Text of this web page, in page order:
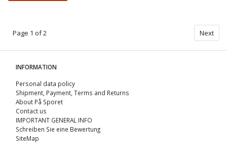
Page 1 of 2 Next
INFORMATION
Personal data policy
Shipment, Payment, Terms and Returns
About På Sporet
Contact us
IMPORTANT GENERAL INFO
Schreiben Sie eine Bewertung
SiteMap